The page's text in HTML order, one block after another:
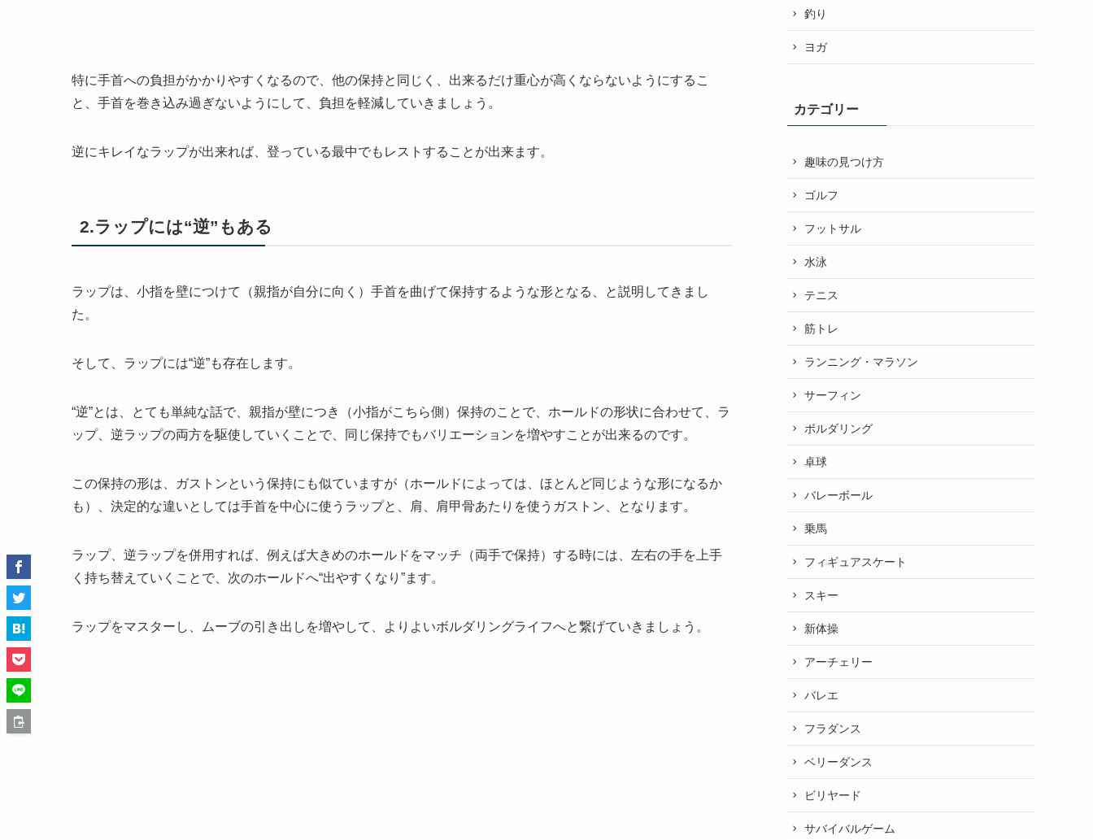
特に手首への負担がかかりやすくなるので、他の保持と同じく、出来るだけ重心が高くならないようにするこ
と、手首を巻き込み過ぎないようにして、負担を軽減していきましょう。
逆にキレイなラップが出来れば、登っている最中でもレストすることが出来ます。
2.ラップには“逆”もある
ラップは、小指を壁につけて（親指が自分に向く）手首を曲げて保持するような形となる、と説明してきまし
た。
そして、ラップには“逆”も存在します。
“逆”とは、とても単純な話で、親指が壁につき（小指がこちら側）保持のことで、ホールドの形状に合わせて、ラ
ップ、逆ラップの両方を駆使していくことで、同じ保持でもバリエーションを増やすことが出来るのです。
この保持の形は、ガストンという保持にも似ていますが（ホールドによっては、ほとんど同じような形になるか
も）、決定的な違いとしては手首を中心に使うラップと、肩、肩甲骨あたりを使うガストン、となります。
ラップ、逆ラップを併用すれば、例えば大きめのホールドをマッチ（両手で保持）する時には、左右の手を上手
く持ち替えていくことで、次のホールドへ“出やすくなり”ます。
ラップをマスターし、ムーブの引き出しを増やして、よりよいボルダリングライフへと繋げていきましょう。
釣り
ヨガ
カテゴリー
趣味の見つけ方
ゴルフ
フットサル
水泳
テニス
筋トレ
ランニング・マラソン
サーフィン
ボルダリング
卓球
バレーボール
乗馬
フィギュアスケート
スキー
新体操
アーチェリー
バレエ
フラダンス
ベリーダンス
ビリヤード
サバイバルゲーム